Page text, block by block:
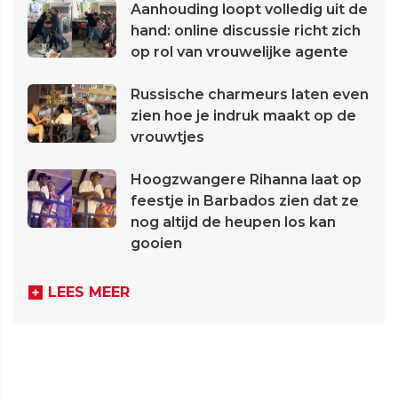
Aanhouding loopt volledig uit de
hand: online discussie richt zich
op rol van vrouwelijke agente
Russische charmeurs laten even
zien hoe je indruk maakt op de
vrouwtjes
Hoogzwangere Rihanna laat op
feestje in Barbados zien dat ze
nog altijd de heupen los kan
gooien
LEES MEER